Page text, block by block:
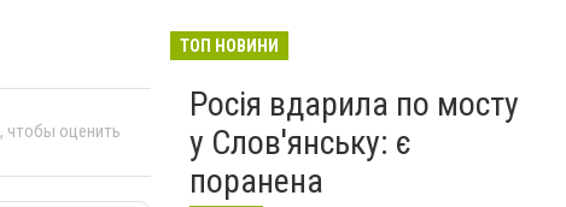
, чтобы оценить
великої війни: 6 серпня
ТОП НОВИНИ
Росія вдарила по мосту
у Слов'янську: є
поранена